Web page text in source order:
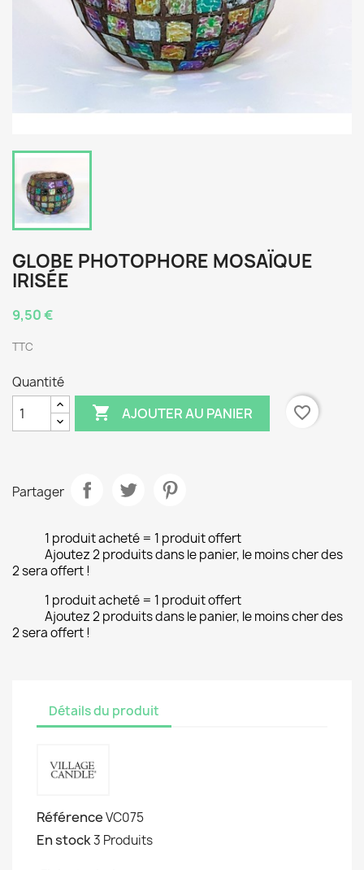
GLOBE PHOTOPHORE MOSAÏQUE
IRISÉE
9,50 €
TTC
Quantité
 AJOUTER AU PANIER favorite_border
Partager
1 produit acheté = 1 produit offert
Ajoutez 2 produits dans le panier, le moins cher des
2 sera offert !
1 produit acheté = 1 produit offert
Ajoutez 2 produits dans le panier, le moins cher des
2 sera offert !
Détails du produit
RéférenceVC075
En stock3 Produits